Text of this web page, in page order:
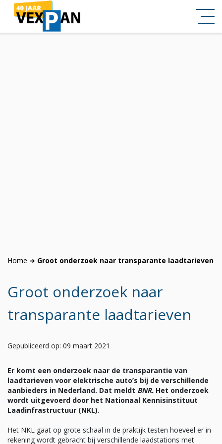
Home ➜ Groot onderzoek naar transparante laadtarieven
Groot onderzoek naar
transparante laadtarieven
Gepubliceerd op: 09 maart 2021
Er komt een onderzoek naar de transparantie van
laadtarieven voor elektrische auto’s bij de verschillende
aanbieders in Nederland. Dat meldt BNR. Het onderzoek
wordt uitgevoerd door het Nationaal Kennisinstituut
Laadinfrastructuur (NKL).
Het NKL gaat op grote schaal in de praktijk testen hoeveel er in
rekening wordt gebracht bij verschillende laadstations met